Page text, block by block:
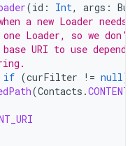
(id : Int, args :
a new Loader
Loader, so we
URI to use
if (curFilter != null)
(Contacts .